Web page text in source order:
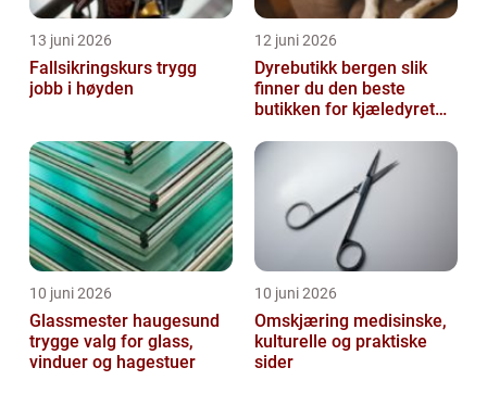
13 juni 2026
Fallsikringskurs trygg
jobb i høyden
12 juni 2026
Dyrebutikk bergen slik
finner du den beste
butikken for kjæledyret
10 juni 2026
Glassmester haugesund
trygge valg for glass,
vinduer og hagestuer
10 juni 2026
Omskjæring medisinske,
kulturelle og praktiske
sider